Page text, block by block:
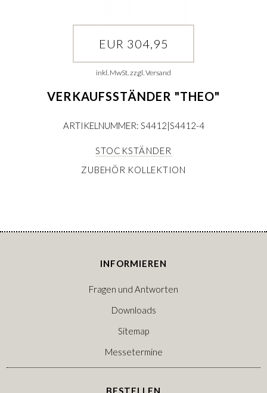
EUR 304,95
inkl. MwSt. zzgl. Versand
VERKAUFSSTÄNDER "THEO"
ARTIKELNUMMER: S4412|S4412-4
STOCKSTÄNDER
ZUBEHÖR KOLLEKTION
INFORMIEREN
Fragen und Antworten
Downloads
Sitemap
Messetermine
BESTELLEN